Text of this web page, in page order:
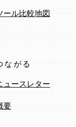
ール比較地図
ながる
ュースレター
要